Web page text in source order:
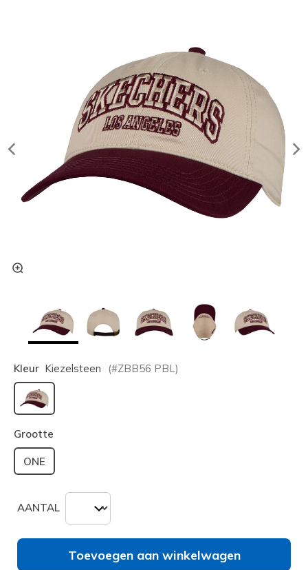
Kleur Kiezelsteen (#ZBB56 PBL )
geselecteerd
Grootte
ONE
AANTAL
Toevoegen aan winkelwagen